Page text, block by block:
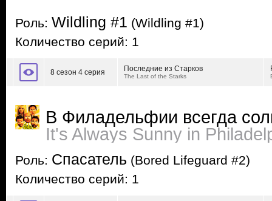
Роль: Wildling #1 (Wildling #1)
Количество серий: 1
8 сезон 4 серия Последние из Старков
The Last of the Starks
В Филадельфии всегда
It's Always Sunny in
Роль: Спасатель (Bored Lifeguard #2)
Количество серий: 1